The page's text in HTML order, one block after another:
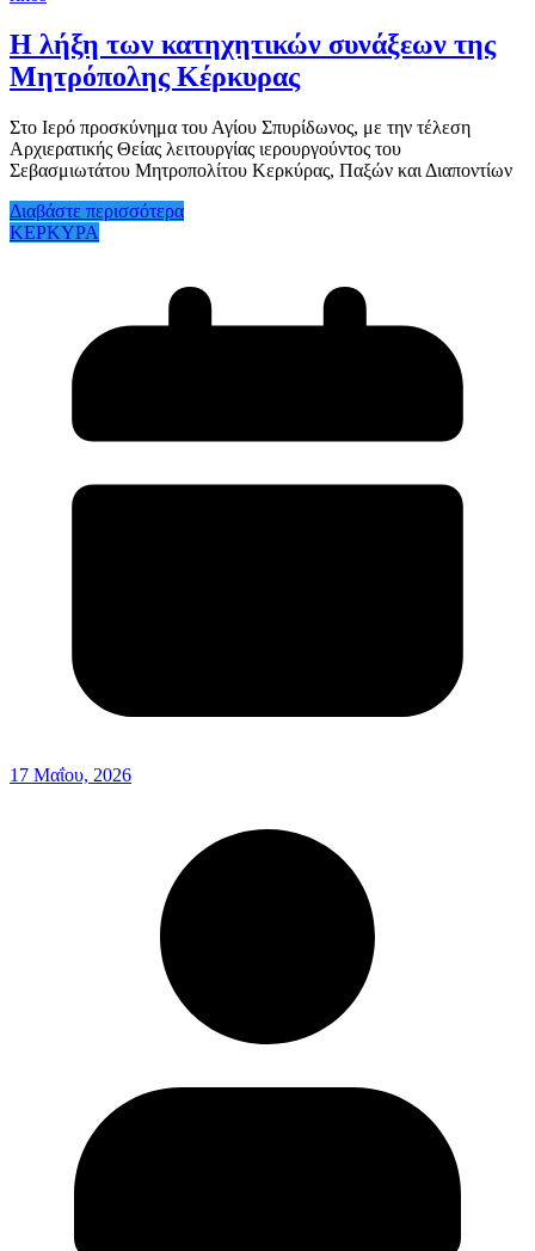
Η λήξη των κατηχητικών συνάξεων της
Μητρόπολης Κέρκυρας
Στο Ιερό προσκύνημα του Αγίου Σπυρίδωνος, με την τέλεση
Αρχιερατικής Θείας λειτουργίας ιερουργούντος του
Σεβασμιωτάτου Μητροπολίτου Κερκύρας, Παξών και Διαποντίων
Διαβάστε περισσότερα
ΚΕΡΚΥΡΑ
17 Μαΐου, 2026